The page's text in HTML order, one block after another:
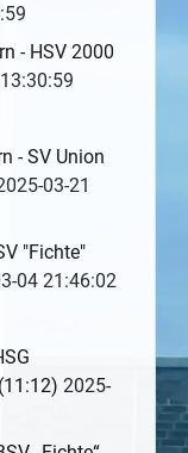
- HSV 2000
- SV Union
03-21
"Fichte"
04 21:46:02
2025-